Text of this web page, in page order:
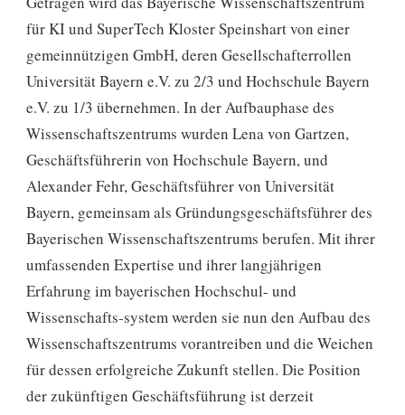
für KI und SuperTech Kloster Speinshart von einer
gemeinnützigen GmbH, deren Gesellschafterrollen
Universität Bayern e.V. zu 2/3 und Hochschule Bayern
e.V. zu 1/3 übernehmen. In der Aufbauphase des
Wissenschaftszentrums wurden Lena von Gartzen,
Geschäftsführerin von Hochschule Bayern, und
Alexander Fehr, Geschäftsführer von Universität
Bayern, gemeinsam als Gründungsgeschäftsführer des
Bayerischen Wissenschaftszentrums berufen. Mit ihrer
umfassenden Expertise und ihrer langjährigen
Erfahrung im bayerischen Hochschul- und
Wissenschafts-system werden sie nun den Aufbau des
Wissenschaftszentrums vorantreiben und die Weichen
für dessen erfolgreiche Zukunft stellen. Die Position
der zukünftigen Geschäftsführung ist derzeit